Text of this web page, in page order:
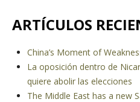
ARTÍCULOS
China’s Moment of
La oposición dentro de
quiere abolir las elecciones
The Middle East has a new